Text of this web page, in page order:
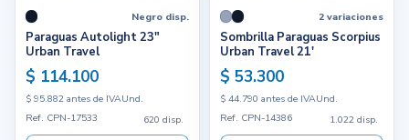
Negro disp.
Paraguas Autolight 23"
Urban Travel
$ 114.100
$ 95.882 antes de IVAUnd.
Ref. CPN-17533
620 disp.
2 variaciones
Sombrilla Paraguas Scorpius
Urban Travel 21'
$ 53.300
$ 44.790 antes de IVAUnd.
Ref. CPN-14386
1.022 disp.